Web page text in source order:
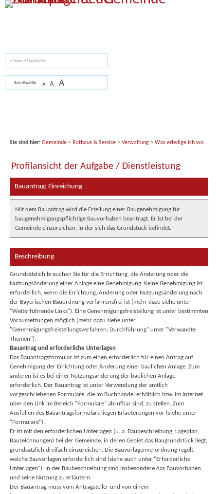
Zum Inhalt,zur Navigationoderzur Startseitespringen.
Schriftgröße A A A
Sie sind hier: Gemeinde> Rathaus & Service> Verwaltung> Was erledige ich wo
Profilansicht der Aufgabe / Dienstleistung
Bauantrag; Einreichung
Mit dem Bauantrag wird die Erteilung einer Baugenehmigung für
baugenehmigungspflichtige Bauvorhaben beantragt. Er ist bei der
Gemeinde einzureichen, in der sich das Grundstück befindet.
Beschreibung
Grundsätzlich brauchen Sie für die Errichtung, die Änderung oder die
Nutzungsänderung einer Anlage eine Genehmigung. Keine Genehmigung ist
erforderlich, wenn die Errichtung, Änderung oder Nutzungsänderung nach
der Bayerischen Bauordnung verfahrensfrei ist (mehr dazu siehe unter
"Weiterführende Links"). Eine Genehmigungsfreistellung ist unter bestimmten
Voraussetzungen möglich (mehr dazu siehe unter
"Genehmigungsfreistellungsverfahren; Durchführung" unter "Verwandte
Themen").
Bauantrag und erforderliche Unterlagen
Das Bauantragsformular ist zum einen erforderlich für einen Antrag auf
Genehmigung der Errichtung oder Änderung einer baulichen Anlage. Zum
anderen ist es bei einer Nutzungsänderung der baulichen Anlage
erforderlich. Der Bauantrag ist unter Verwendung der amtlich
vorgeschriebenen Formulare, die im Buchhandel erhältlich bzw. im Internet
über den Link im Bereich "Formulare" abrufbar sind, zu stellen. Zum
Ausfüllen des Bauantragsformulars liegen Erläuterungen vor (siehe unter
"Formulare").
Er ist mit den erforderlichen Unterlagen (u. a. Baubeschreibung, Lageplan,
Bauzeichnungen) bei der Gemeinde, in deren Gebiet das Baugrundstück liegt,
grundsätzlich dreifach einzureichen. Die Bauvorlagenverordnung regelt,
welche Bauvorlagen erforderlich sind (siehe auch unter "Erforderliche
Unterlagen"). In der Baubeschreibung sind insbesondere das Bauvorhaben
und seine Nutzung zu erläutern.
Der Bauantrag muss vom Antragsteller und von einem